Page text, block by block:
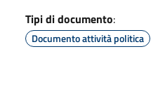
Tipi di documento:
Documento attività politica